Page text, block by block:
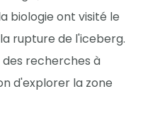
biologie ont visité le
rupture de l'iceberg.
recherches à
d'explorer la zone